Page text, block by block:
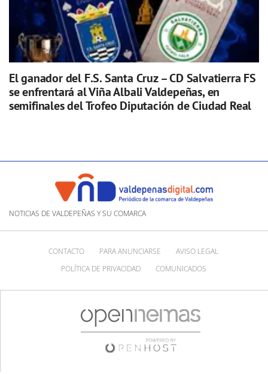
El ganador del F.S. Santa Cruz – CD Salvatierra FS
se enfrentará al Viña Albali Valdepeñas, en
semifinales del Trofeo Diputación de Ciudad Real
NOTICIAS DE VALDEPEÑAS Y SU COMARCA
CONTACTO PARA ANUNCIARSE
AVISO LEGAL
POLÍTICA DE PRIVACIDAD
COMUNICADOS